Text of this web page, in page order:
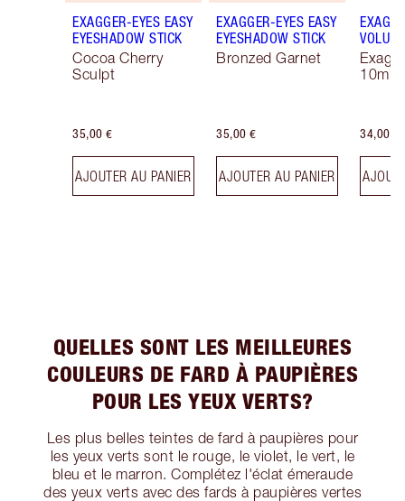
EXAGGER-EYES EASY
EYESHADOW STICK
Cocoa Cherry
Sculpt
35,00 €
AJOUTER AU PANIER
EXAGGER-EYES EASY
EYESHADOW STICK
Bronzed Garnet
35,00 €
AJOUTER AU PANIER
10ml
34,00 €
QUELLES SONT LES MEILLEURES
COULEURS DE FARD À PAUPIÈRES
POUR LES YEUX VERTS?
Les plus belles teintes de fard à paupières pour
les yeux verts sont le rouge, le violet, le vert, le
bleu et le marron. Complétez l'éclat émeraude
des yeux verts avec des fards à paupières vertes